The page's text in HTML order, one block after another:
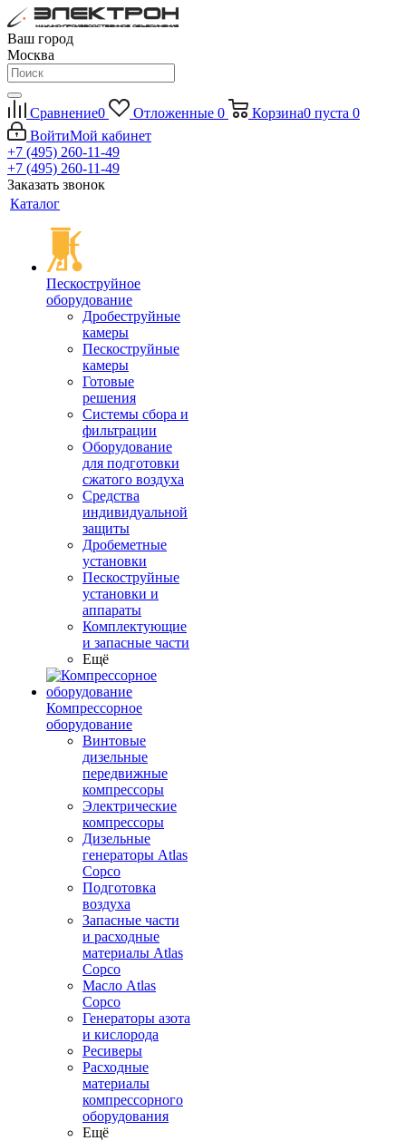
Ваш город
Москва
Сравнение0 Отложенные 0 Корзина0 пуста 0
ВойтиМой кабинет
+7 (495) 260-11-49
+7 (495) 260-11-49
Заказать звонок
Каталог
Пескоструйное
оборудование
Дробеструйные
камеры
Пескоструйные
камеры
Готовые
решения
Системы сбора и
фильтрации
Оборудование
для подготовки
сжатого воздуха
Средства
индивидуальной
защиты
Дробеметные
установки
Пескоструйные
установки и
аппараты
Комплектующие
и запасные части
Ещё
Компрессорное
оборудование
Винтовые
дизельные
передвижные
компрессоры
Электрические
компрессоры
Дизельные
генераторы Atlas
Copco
Подготовка
воздуха
Запасные части
и расходные
материалы Atlas
Copco
Масло Atlas
Copco
Генераторы азота
и кислорода
Ресиверы
Расходные
материалы
компрессорного
оборудования
Ещё